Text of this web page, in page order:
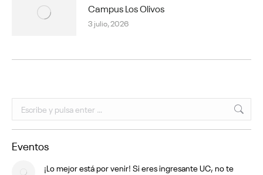
Campus Los Olivos
3 julio, 2026
Buscar:
Eventos
¡Lo mejor está por venir! Si eres ingresante UC, no te